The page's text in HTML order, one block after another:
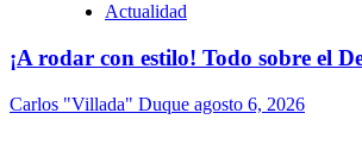
Actualidad
¡A rodar con estilo! Todo sobre el
Carlos "Villada" Duque agosto 6, 2026